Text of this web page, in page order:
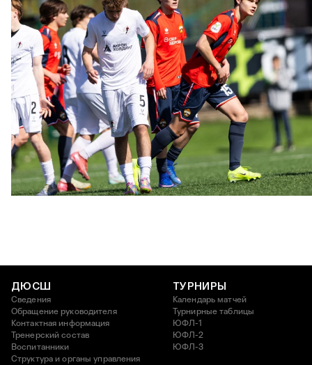
ЮФЛ U17 | ПФК ЦСКА - Акрон - Академия Коноплёва
26 АПРЕЛЯ 2026 18:11
ДЮСШ
Сведения
Обращение руководителя
Контактная информация
Тренерский состав
Воспитанники
Структура и органы управления
ТУРНИРЫ
Календарь матчей
Турнирные таблицы
ЮФЛ-1
ЮФЛ-2
ЮФЛ-3